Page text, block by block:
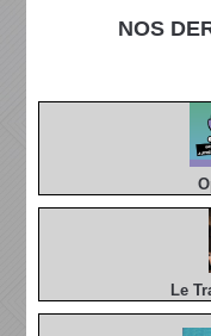
NOS
Le